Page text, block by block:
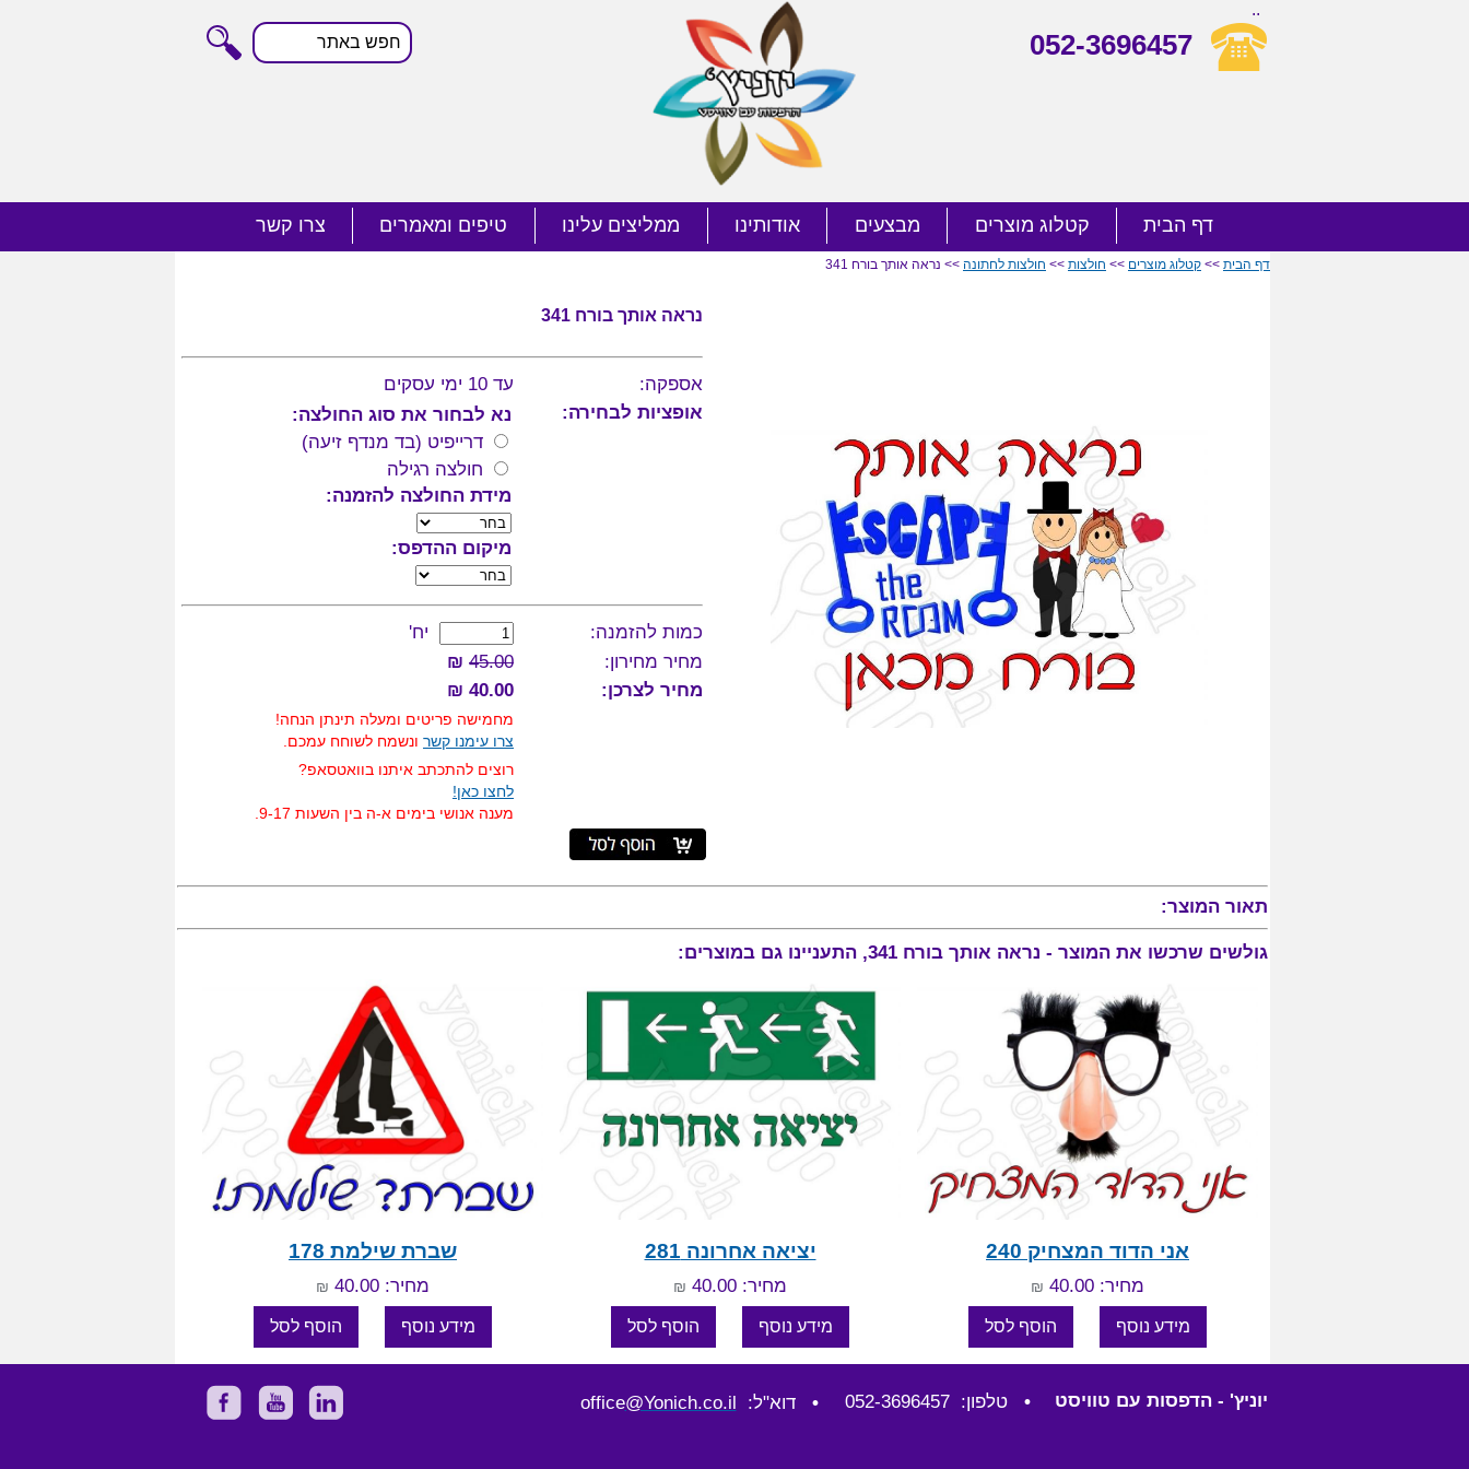
דף הבית קטלוג מוצרים מבצעים אודותינו ממליצים עלינו טיפים ומאמרים צרו קשר
052-3696457
חפש
באתר
..
דף הבית >> קטלוג מוצרים >> חולצות >> חולצות לחתונה >> נראה אותך בורח 341
נראה אותך בורח 341
אספקה:
עד 10 ימי עסקים
אופציות לבחירה:
נא לבחור את סוג החולצה:
דרייפיט (בד מנדף זיעה)
חולצה רגילה
מידת החולצה להזמנה:
מיקום ההדפס:
כמות להזמנה:
יח'
מחיר מחירון:
45.00
₪
מחיר לצרכן:
40.00 ₪
מחמישה פריטים ומעלה תינתן הנחה!
צרו עימנו קשר ונשמח לשוחח עמכם.
רוצים להתכתב איתנו בוואטסאפ?
לחצו כאן!
מענה אנושי בימים א-ה בין השעות 9-17.
תאור המוצר:
גולשים שרכשו את המוצר - נראה אותך בורח 341, התעניינו גם במוצרים:
אני הדוד המצחיק 240
מחיר: 40.00 ₪
יציאה אחרונה 281
מחיר: 40.00 ₪
שברת שילמת 178
מחיר: 40.00 ₪
יוניץ' - הדפסות עם טוויסט •טלפון: 052-3696457 • דוא"ל: office @Yonich.co.il